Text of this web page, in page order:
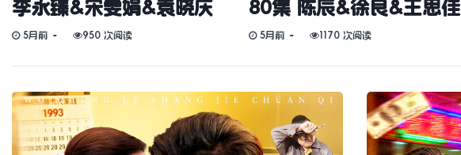
李永臻&宋雯娟&袁晓庆
5月前 950 次阅读
80集 陈辰&徐良&王思佳
5月前 1170 次阅读